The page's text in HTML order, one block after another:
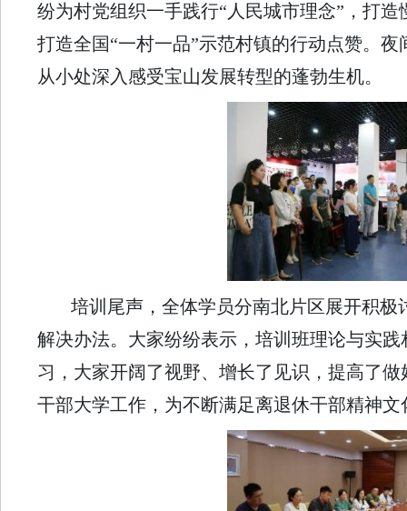
纷为村党组织一手践行“人民城市理念”，打
打造全国“一村一品”示范村镇的行动点赞。
从小处深入感受宝山发展转型的蓬勃生机。
培训尾声，全体学员分南北片区展开积
解决办法。大家纷纷表示，培训班理论与实
习，大家开阔了视野、增长了见识，提高了
干部大学工作，为不断满足离退休干部精神